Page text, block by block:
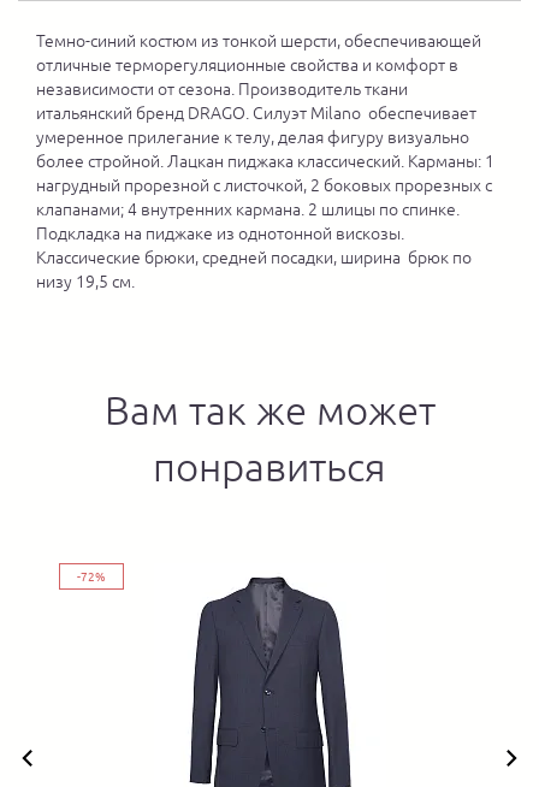
Темно-синий костюм из тонкой шерсти, обеспечивающей
отличные терморегуляционные свойства и комфорт в
независимости от сезона. Производитель ткани
итальянский бренд DRAGO. Силуэт Milano обеспечивает
умеренное прилегание к телу, делая фигуру визуально
более стройной. Лацкан пиджака классический. Карманы: 1
нагрудный прорезной с листочкой, 2 боковых прорезных с
клапанами; 4 внутренних кармана. 2 шлицы по спинке.
Подкладка на пиджаке из однотонной вискозы.
Классические брюки, средней посадки, ширина брюк по
низу 19,5 см.
Вам так же может
понравиться
-72%